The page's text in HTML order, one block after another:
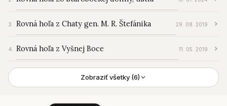
Rovná hoľa z Chaty gen. M. R. Štefánika 29. 08. 2019
Rovná hoľa z Vyšnej Boce 11. 05. 2019
Zobraziť všetky (6)